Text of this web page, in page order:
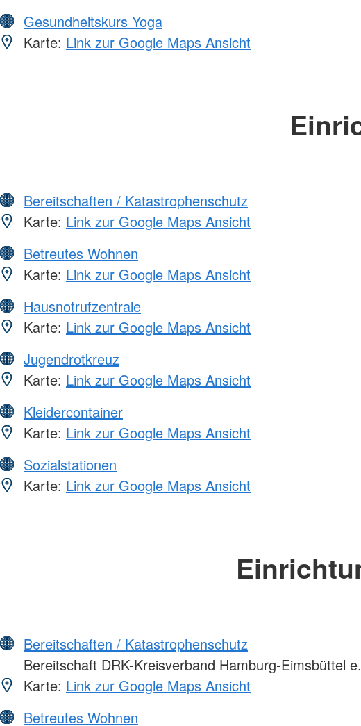
Gesundheitskurs Yoga
Karte: Link zur Google Maps Ansicht
Bereitschaften / Katastrophenschutz
Karte: Link zur Google Maps Ansicht
Betreutes Wohnen
Karte: Link zur Google Maps Ansicht
Hausnotrufzentrale
Karte: Link zur Google Maps Ansicht
Jugendrotkreuz
Karte: Link zur Google Maps Ansicht
Kleidercontainer
Karte: Link zur Google Maps Ansicht
Sozialstationen
Karte: Link zur Google Maps Ansicht
Bereitschaften / Katastrophenschutz
Bereitschaft DRK-Kreisverband Hamburg-Eimsbüttel
Karte: Link zur Google Maps Ansicht
Betreutes Wohnen